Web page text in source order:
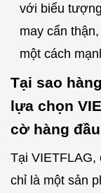
với biểu
may cẩn
một cách
Tại sao
lựa chọn
cờ hàng
Tại VIETFLAG,
chỉ là một sản